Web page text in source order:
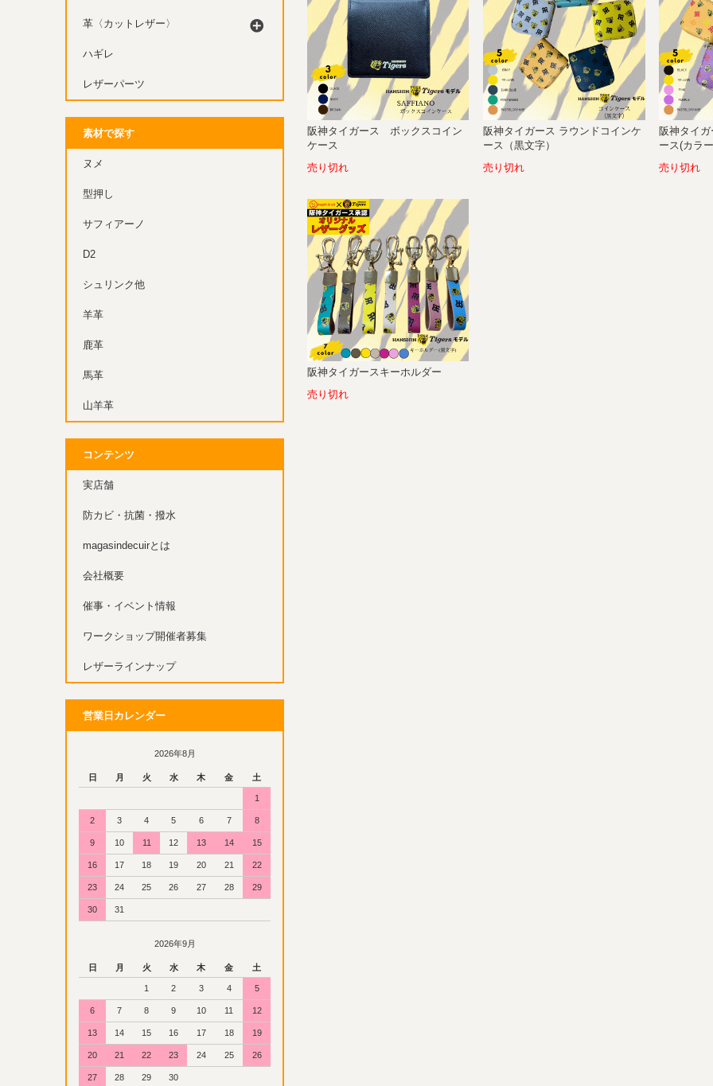
阪神タイガース ボックスコイン
ケース
売り切れ
阪神タイガース ラウンドコインケ
ース（黒文字）
売り切れ
阪神タイ
ース(カラ
売り切れ
阪神タイガースキーホルダー
売り切れ
革〈カットレザー〉
ハギレ
レザーパーツ
素材で探す
ヌメ
型押し
サフィアーノ
D2
シュリンク他
羊革
鹿革
馬革
山羊革
コンテンツ
実店舗
防カビ・抗菌・撥水
magasindecuirとは
会社概要
催事・イベント情報
ワークショップ開催者募集
レザーラインナップ
営業日カレンダー
2026年8月
日 月 火 水 木 金 土
1
2 3 4 5 6 7 8
9 10 11 12 13 14 15
16 17 18 19 20 21 22
23 24 25 26 27 28 29
30 31
2026年9月
日 月 火 水 木 金 土
1 2 3 4 5
6 7 8 9 10 11 12
13 14 15 16 17 18 19
20 21 22 23 24 25 26
27 28 29 30